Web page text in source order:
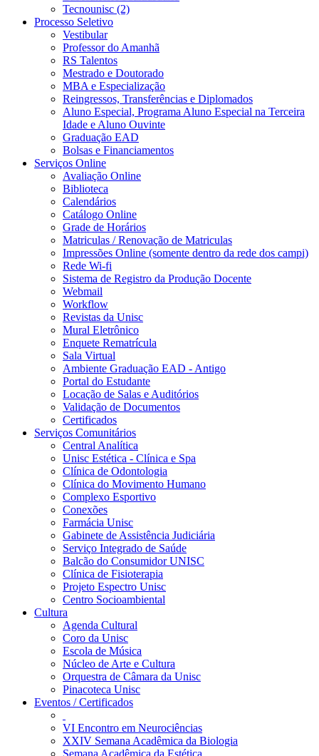
Tecnounisc (2)
Processo Seletivo
Vestibular
Professor do Amanhã
RS Talentos
Mestrado e Doutorado
MBA e Especialização
Reingressos, Transferências e Diplomados
Aluno Especial, Programa Aluno Especial na Terceira
Idade e Aluno Ouvinte
Graduação EAD
Bolsas e Financiamentos
Serviços Online
Avaliação Online
Biblioteca
Calendários
Catálogo Online
Grade de Horários
Matriculas / Renovação de Matriculas
Impressões Online (somente dentro da rede dos campi)
Rede Wi-fi
Sistema de Registro da Produção Docente
Webmail
Workflow
Revistas da Unisc
Mural Eletrônico
Enquete Rematrícula
Sala Virtual
Ambiente Graduação EAD - Antigo
Portal do Estudante
Locação de Salas e Auditórios
Validação de Documentos
Certificados
Serviços Comunitários
Central Analítica
Unisc Estética - Clínica e Spa
Clínica de Odontologia
Clínica do Movimento Humano
Complexo Esportivo
Conexões
Farmácia Unisc
Gabinete de Assistência Judiciária
Serviço Integrado de Saúde
Balcão do Consumidor UNISC
Clínica de Fisioterapia
Projeto Espectro Unisc
Centro Socioambiental
Cultura
Agenda Cultural
Coro da Unisc
Escola de Música
Núcleo de Arte e Cultura
Orquestra de Câmara da Unisc
Pinacoteca Unisc
Eventos / Certificados
VI Encontro em Neurociências
XXIV Semana Acadêmica da Biologia
Semana Acadêmica da Estética